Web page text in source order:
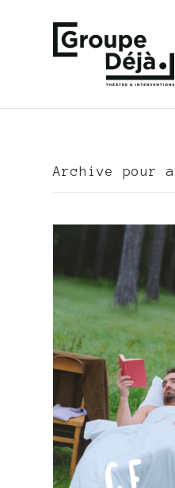
Archive pour